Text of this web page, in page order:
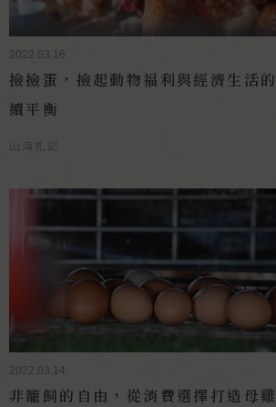
2022.03.16
撿撿蛋，撿起動物福利與經濟生活
續平衡
山海札記
2022.03.14
非籠飼的自由，從消費選擇打造母